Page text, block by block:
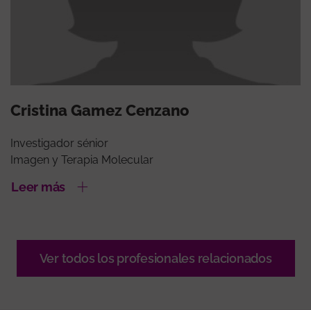
Cristina Gamez Cenzano
Investigador sénior
Imagen y Terapia Molecular
Leer más
Ver todos los profesionales relacionados